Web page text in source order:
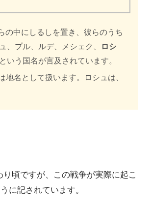
の中にしるしを置き、彼らのうち
、プル、ルデ、メシェク、
ロシ
いう国名が言及されています。
名として扱います。ロシュは、
頃ですが、この戦争が実際に起こ
に記されています。